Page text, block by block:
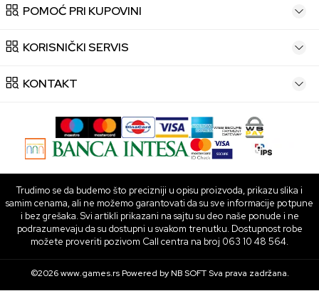
POMOĆ PRI KUPOVINI
KORISNIČKI SERVIS
KONTAKT
Trudimo se da budemo što precizniji u opisu proizvoda, prikazu slika i
samim cenama, ali ne možemo garantovati da su sve informacije potpune
i bez grešaka. Svi artikli prikazani na sajtu su deo naše ponude i ne
podrazumevaju da su dostupni u svakom trenutku. Dostupnost robe
možete proveriti pozivom Call centra na broj 063 10 48 564.
©2026www.games.rs Powered byNB SOFTSva prava zadržana.